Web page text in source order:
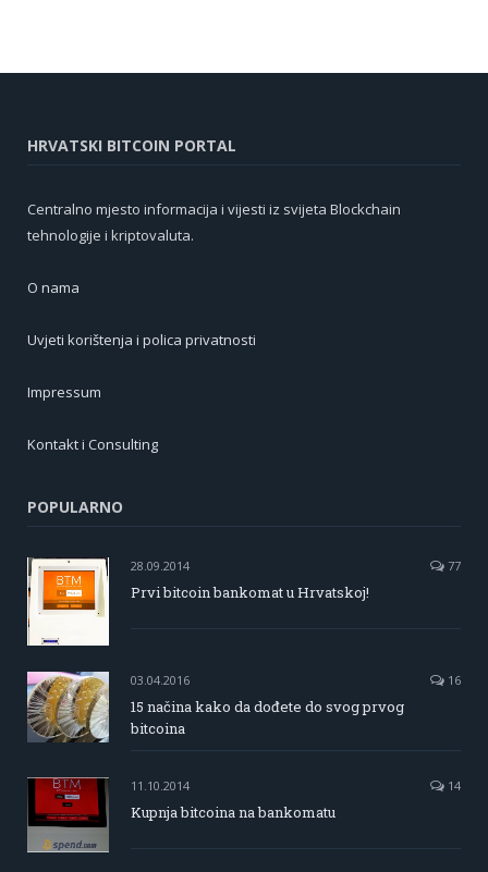
HRVATSKI BITCOIN PORTAL
Centralno mjesto informacija i vijesti iz svijeta Blockchain
tehnologije i kriptovaluta.
O nama
Uvjeti korištenja i polica privatnosti
Impressum
Kontakt i Consulting
POPULARNO
28.09.2014 77
Prvi bitcoin bankomat u Hrvatskoj!
03.04.2016 16
15 načina kako da dođete do svog prvog
bitcoina
11.10.2014 14
Kupnja bitcoina na bankomatu